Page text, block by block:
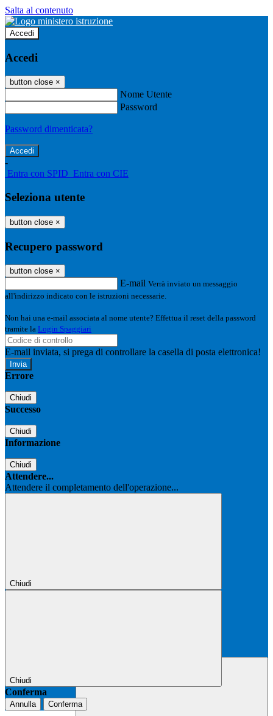
Salta al contenuto
Accedi
Accedi
button close ×
Nome Utente
Password
Password dimenticata?
-
Entra con SPID Entra con CIE
Seleziona utente
button close ×
Recupero password
button close ×
E-mail Verrà inviato un messaggio
all'indirizzo indicato con le istruzioni necessarie.
Non hai una e-mail associata al nome utente? Effettua il reset della password
tramite la Login Spaggiari
E-mail inviata, si prega di controllare la casella di posta elettronica!
Errore
Chiudi
Successo
Chiudi
Informazione
Chiudi
Attendere...
Attendere il completamento dell'operazione...
Chiudi
Chiudi
Conferma
Annulla Conferma